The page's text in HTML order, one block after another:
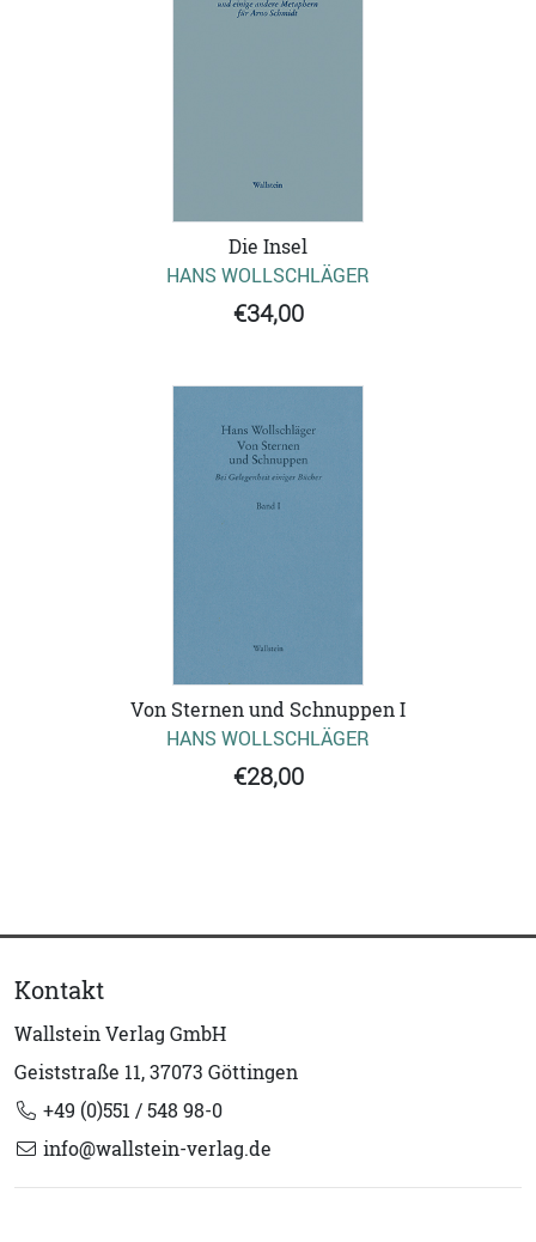
Die Insel
HANS WOLLSCHLÄGER
€34,00
Von Sternen und Schnuppen I
HANS WOLLSCHLÄGER
€28,00
Kontakt
Wallstein Verlag GmbH
Geiststraße 11, 37073 Göttingen
+49 (0)551 / 548 98-0
info@wallstein-verlag.de